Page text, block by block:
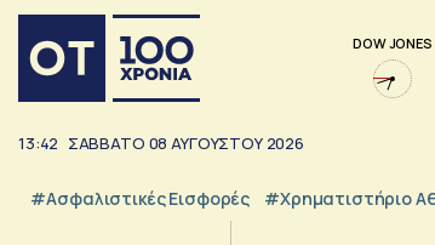
DOW JONES
13:42 ΣΑΒΒΑΤΟ 08 ΑΥΓΟΥΣΤΟΥ 2026
#Ασφαλιστικές Εισφορές #Χρηματιστήριο